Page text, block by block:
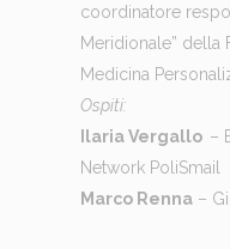
coordinatore
Meridionale” della
Medicina
Ospiti:
Ilaria Vergallo –
Network PoliSmail
Marco Renna–